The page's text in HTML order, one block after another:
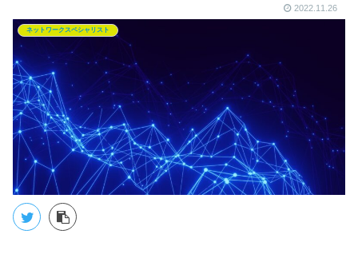
2022.11.26
ネットワークスペシャリスト